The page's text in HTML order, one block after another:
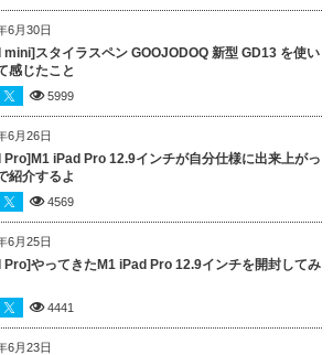
6月30日
mini]スタイラスペン GOOJODOQ 新型 GD13 を使い
感じたこと
5999
6月26日
Pro]M1 iPad Pro 12.9インチが自分仕様に出来上がっ
紹介するよ
4569
6月25日
Pro]やってきたM1 iPad Pro 12.9インチを開封してみ
4441
6月23日